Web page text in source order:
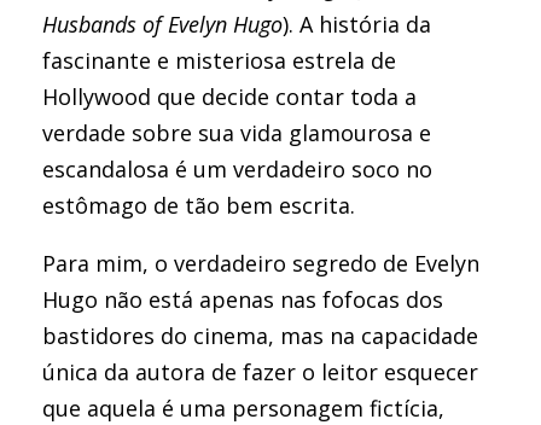
Husbands of Evelyn Hugo). A história da
fascinante e misteriosa estrela de
Hollywood que decide contar toda a
verdade sobre sua vida glamourosa e
escandalosa é um verdadeiro soco no
estômago de tão bem escrita.
Para mim, o verdadeiro segredo de Evelyn
Hugo não está apenas nas fofocas dos
bastidores do cinema, mas na capacidade
única da autora de fazer o leitor esquecer
que aquela é uma personagem fictícia,